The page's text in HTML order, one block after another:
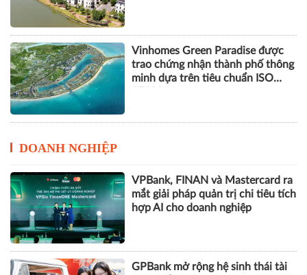
Hơn 1.000 căn nhà tại dự án Aqua
City đang thế chấp ngân hàng,
chủ đầu tư nói gì?
37122
DOANH NGHIỆP